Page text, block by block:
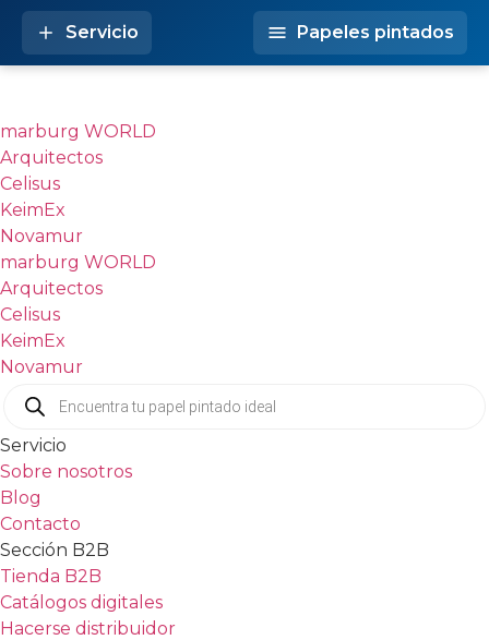
contenido
PAPELES PINTADOS
marburg WORLD
Arquitectos
Celisus
KeimEx
Novamur
marburg WORLD
Arquitectos
Celisus
KeimEx
Novamur
Búsqueda
de
Servicio
Sobre nosotros
Blog
Contacto
Sección B2B
Tienda B2B
Catálogos digitales
Hacerse distribuidor
Servicio Papeles pintados